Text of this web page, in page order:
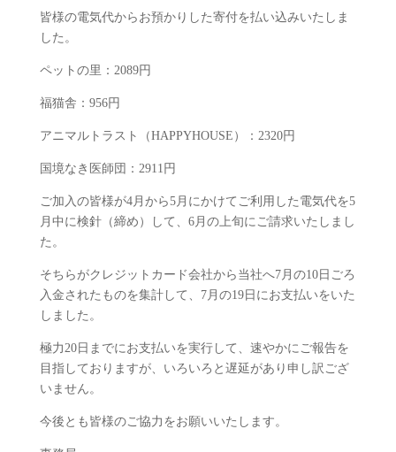
皆様の電気代からお預かりした寄付を払い込みいたしま
した。
ペットの里：2089円
福猫舎：956円
アニマルトラスト（HAPPYHOUSE）：2320円
国境なき医師団：2911円
ご加入の皆様が4月から5月にかけてご利用した電気代を5
月中に検針（締め）して、6月の上旬にご請求いたしまし
た。
そちらがクレジットカード会社から当社へ7月の10日ごろ
入金されたものを集計して、7月の19日にお支払いをいた
しました。
極力20日までにお支払いを実行して、速やかにご報告を
目指しておりますが、いろいろと遅延があり申し訳ござ
いません。
今後とも皆様のご協力をお願いいたします。